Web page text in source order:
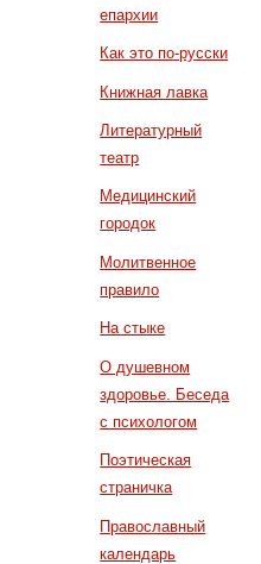
епархии
Как это по-русски
Книжная лавка
Литературный
театр
Медицинский
городок
Молитвенное
правило
На стыке
О душевном
здоровье. Беседа
с психологом
Поэтическая
страничка
Православный
календарь